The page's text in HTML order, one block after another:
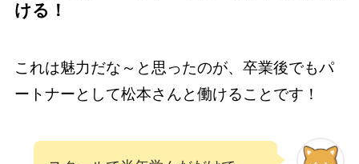
ける！
これは魅力だな～と思ったのが、卒業後でもパ
ートナーとして松本さんと働けることです！